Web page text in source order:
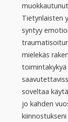
Tietynlaisten
syntyy
mielekäs
toimintakykyä
soveltaa
jo kahden